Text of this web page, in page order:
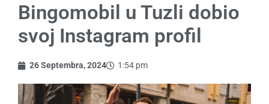
Bingomobil u Tuzli dobio
svoj Instagram profil
26 Septembra, 2024 1:54 pm